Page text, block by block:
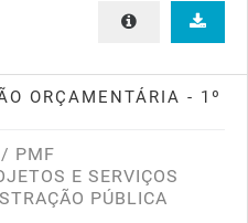
ORÇAMENTÁRIA - 1º
/ PMF
E SERVIÇOS
PÚBLICA